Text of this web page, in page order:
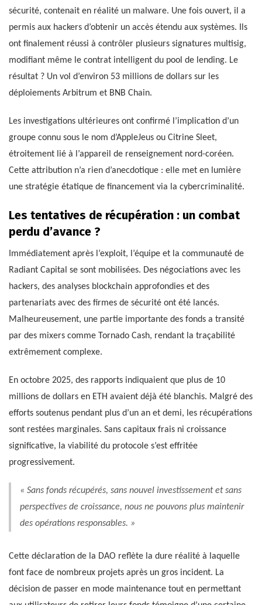
sécurité, contenait en réalité un malware. Une fois ouvert, il a
permis aux hackers d’obtenir un accès étendu aux systèmes. Ils
ont finalement réussi à contrôler plusieurs signatures multisig,
modifiant même le contrat intelligent du pool de lending. Le
résultat ? Un vol d’environ 53 millions de dollars sur les
déploiements Arbitrum et BNB Chain.
Les investigations ultérieures ont confirmé l’implication d’un
groupe connu sous le nom d’AppleJeus ou Citrine Sleet,
étroitement lié à l’appareil de renseignement nord-coréen.
Cette attribution n’a rien d’anecdotique : elle met en lumière
une stratégie étatique de financement via la cybercriminalité.
Les tentatives de récupération : un combat
perdu d’avance ?
Immédiatement après l’exploit, l’équipe et la communauté de
Radiant Capital se sont mobilisées. Des négociations avec les
hackers, des analyses blockchain approfondies et des
partenariats avec des firmes de sécurité ont été lancés.
Malheureusement, une partie importante des fonds a transité
par des mixers comme Tornado Cash, rendant la traçabilité
extrêmement complexe.
En octobre 2025, des rapports indiquaient que plus de 10
millions de dollars en ETH avaient déjà été blanchis. Malgré des
efforts soutenus pendant plus d’un an et demi, les récupérations
sont restées marginales. Sans capitaux frais ni croissance
significative, la viabilité du protocole s’est effritée
progressivement.
« Sans fonds récupérés, sans nouvel investissement et sans
perspectives de croissance, nous ne pouvons plus maintenir
des opérations responsables. »
Cette déclaration de la DAO reflète la dure réalité à laquelle
font face de nombreux projets après un gros incident. La
décision de passer en mode maintenance tout en permettant